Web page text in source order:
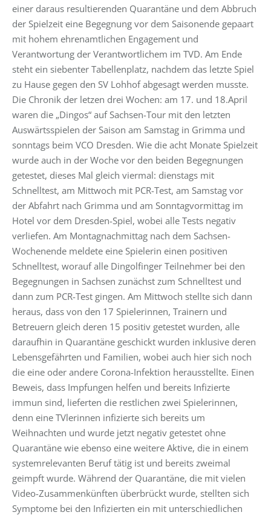
einer daraus resultierenden Quarantäne und dem Abbruch
der Spielzeit eine Begegnung vor dem Saisonende gepaart
mit hohem ehrenamtlichen Engagement und
Verantwortung der Verantwortlichem im TVD. Am Ende
steht ein siebenter Tabellenplatz, nachdem das letzte Spiel
zu Hause gegen den SV Lohhof abgesagt werden musste.
Die Chronik der letzen drei Wochen: am 17. und 18.April
waren die „Dingos“ auf Sachsen-Tour mit den letzten
Auswärtsspielen der Saison am Samstag in Grimma und
sonntags beim VCO Dresden. Wie die acht Monate Spielzeit
wurde auch in der Woche vor den beiden Begegnungen
getestet, dieses Mal gleich viermal: dienstags mit
Schnelltest, am Mittwoch mit PCR-Test, am Samstag vor
der Abfahrt nach Grimma und am Sonntagvormittag im
Hotel vor dem Dresden-Spiel, wobei alle Tests negativ
verliefen. Am Montagnachmittag nach dem Sachsen-
Wochenende meldete eine Spielerin einen positiven
Schnelltest, worauf alle Dingolfinger Teilnehmer bei den
Begegnungen in Sachsen zunächst zum Schnelltest und
dann zum PCR-Test gingen. Am Mittwoch stellte sich dann
heraus, dass von den 17 Spielerinnen, Trainern und
Betreuern gleich deren 15 positiv getestet wurden, alle
daraufhin in Quarantäne geschickt wurden inklusive deren
Lebensgefährten und Familien, wobei auch hier sich noch
die eine oder andere Corona-Infektion herausstellte. Einen
Beweis, dass Impfungen helfen und bereits Infizierte
immun sind, lieferten die restlichen zwei Spielerinnen,
denn eine TVlerinnen infizierte sich bereits um
Weihnachten und wurde jetzt negativ getestet ohne
Quarantäne wie ebenso eine weitere Aktive, die in einem
systemrelevanten Beruf tätig ist und bereits zweimal
geimpft wurde. Während der Quarantäne, die mit vielen
Video-Zusammenkünften überbrückt wurde, stellten sich
Symptome bei den Infizierten ein mit unterschiedlichen